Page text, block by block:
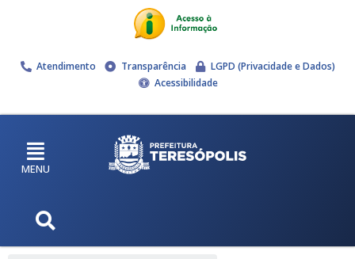
Atendimento Transparência
LGPD (Privacidade e Dados)
Acessibilidade
MENU